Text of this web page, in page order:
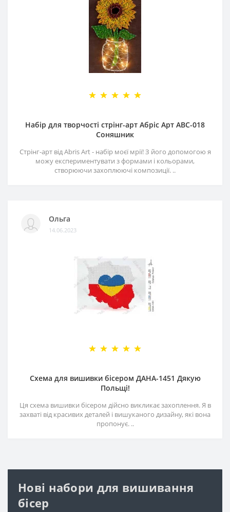
Набір для творчості стрінг-арт Абріс Арт АВС-018
Соняшник
Стрінг-арт від Abris Art - набір моєї мрії! З його допомогою я
можу експериментувати з формами і кольорами,
створюючи захоплюючі композиції. ..
Ольга
14.06.2023
Схема для вишивки бісером ДАНА-1451 Дякую
Польщі!
Ця схема вишивки бісером дійсно викликає захоплення. Я в
захваті від красивих деталей і вишуканого дизайну, які вона
пропонує. ..
Нові набори для вишивання
бісер